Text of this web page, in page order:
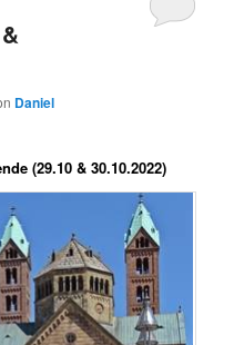
Daniel
(29.10 & 30.10.2022)